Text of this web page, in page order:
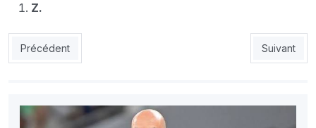
Z.
Article précédent : Mahrez : «Le tartan n’est pas un problème,
Précédent Article
Suivant